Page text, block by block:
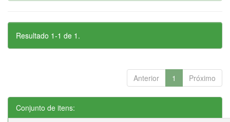
Resultado 1-1 de 1.
Anterior 1 Próximo
Conjunto de itens: